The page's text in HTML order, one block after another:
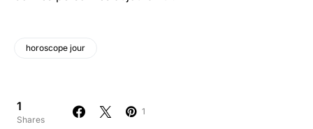
horoscope jour
1
Shares
1